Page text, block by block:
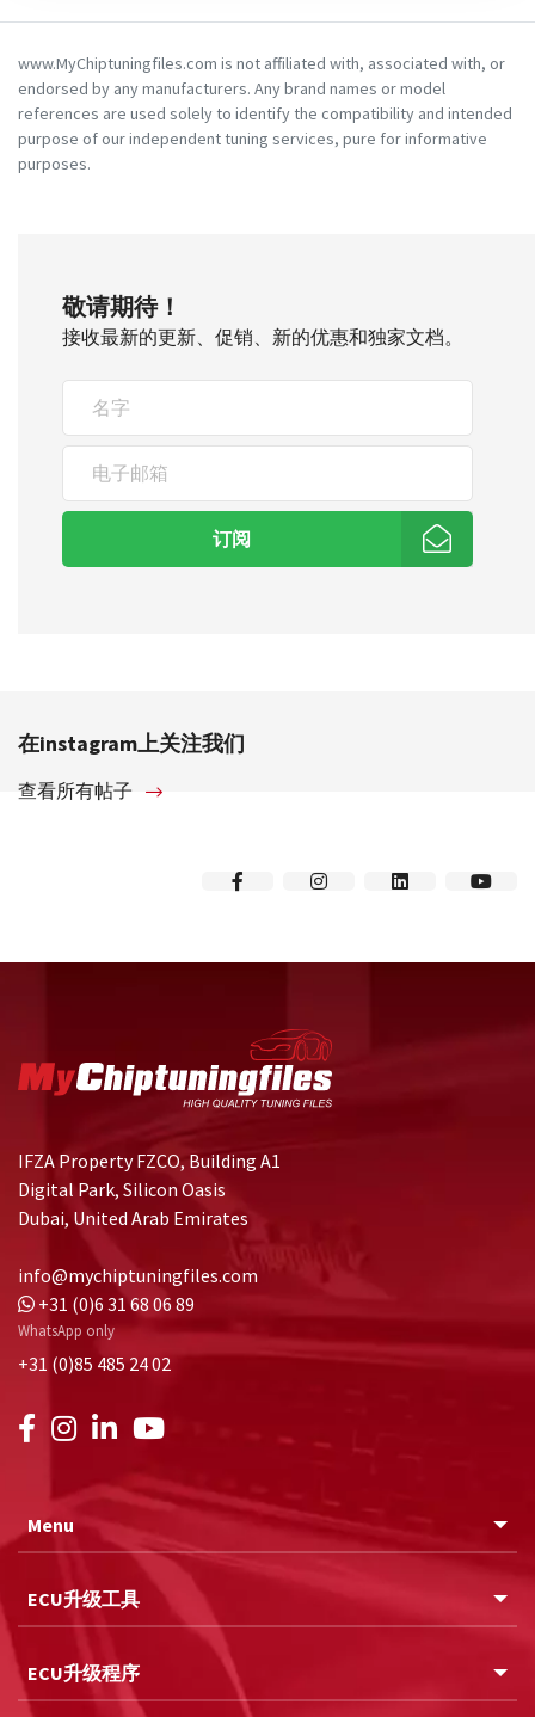
www.MyChiptuningfiles.com is not affiliated with, associated with, or
endorsed by any manufacturers. Any brand names or model
references are used solely to identify the compatibility and intended
purpose of our independent tuning services, pure for informative
purposes.
敬请期待！
接收最新的更新、促销、新的优惠和独家文档。
订阅
在instagram上关注我们
查看所有帖子
IFZA Property FZCO, Building A1
Digital Park, Silicon Oasis
Dubai, United Arab Emirates
info@mychiptuningfiles.com
+31 (0)6 31 68 06 89
WhatsApp only
+31 (0)85 485 24 02
Menu
ECU升级工具
ECU升级程序